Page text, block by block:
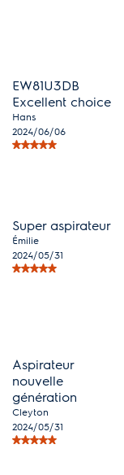
EW81U3DB
Excellent choice
Hans
2024/06/06
Super aspirateur
Émilie
2024/05/31
Aspirateur
nouvelle
génération
Cleyton
2024/05/31